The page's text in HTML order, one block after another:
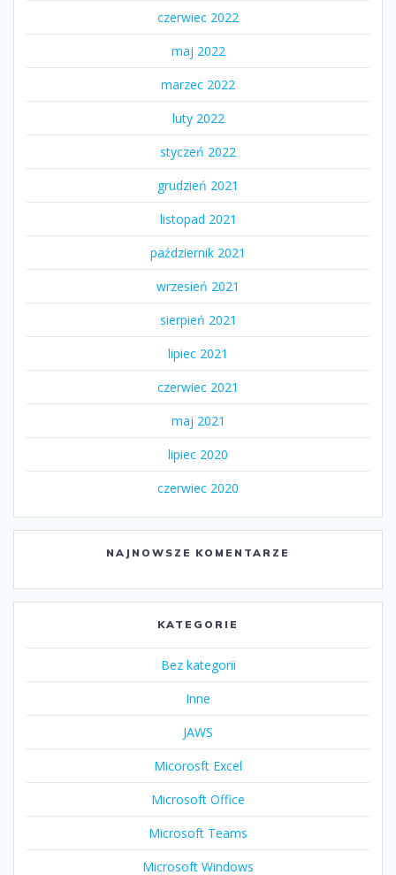
czerwiec 2022
maj 2022
marzec 2022
luty 2022
styczeń 2022
grudzień 2021
listopad 2021
październik 2021
wrzesień 2021
sierpień 2021
lipiec 2021
czerwiec 2021
maj 2021
lipiec 2020
czerwiec 2020
NAJNOWSZE KOMENTARZE
KATEGORIE
Bez kategorii
Inne
JAWS
Micorosft Excel
Microsoft Office
Microsoft Teams
Microsoft Windows